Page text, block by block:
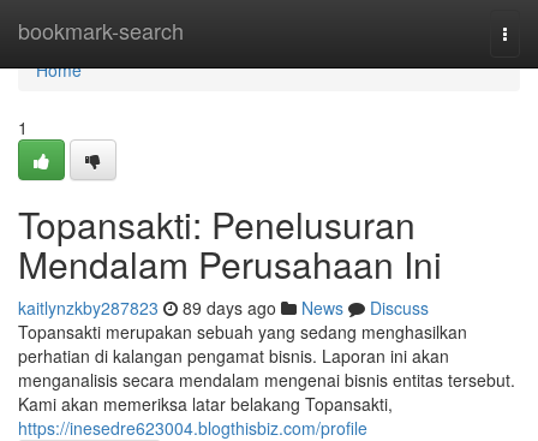
bookmark-search
Home
Home
1
Topansakti: Penelusuran
Mendalam Perusahaan Ini
kaitlynzkby287823 89 days ago News
Discuss
Topansakti merupakan sebuah yang sedang menghasilkan
perhatian di kalangan pengamat bisnis. Laporan ini akan
menganalisis secara mendalam mengenai bisnis entitas tersebut.
Kami akan memeriksa latar belakang Topansakti,
https://inesedre623004.blogthisbiz.com/profile